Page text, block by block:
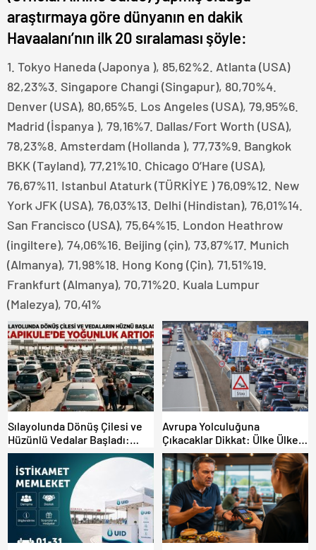
araştırmaya göre dünyanın en dakik
Havaalanı’nın ilk 20 sıralaması şöyle:
1. Tokyo Haneda (Japonya ), 85,62%2. Atlanta (USA)
82,23%3. Singapore Changi (Singapur), 80,70%4.
Denver (USA), 80,65%5. Los Angeles (USA), 79,95%6.
Madrid (İspanya ), 79,16%7. Dallas/Fort Worth (USA),
78,23%8. Amsterdam (Hollanda ), 77,73%9. Bangkok
BKK (Tayland), 77,21%10. Chicago O’Hare (USA),
76,67%11. Istanbul Ataturk (TÜRKİYE ) 76,09%12. New
York JFK (USA), 76,03%13. Delhi (Hindistan), 76,01%14.
San Francisco (USA), 75,64%15. London Heathrow
(ingiltere), 74,06%16. Beijing (çin), 73,87%17. Munich
(Almanya), 71,98%18. Hong Kong (Çin), 71,51%19.
Frankfurt (Almanya), 70,71%20. Kuala Lumpur
(Malezya), 70,41%
Sılayolunda Dönüş Çilesi ve
Hüzünlü Vedalar Başladı:
Kapıkule’de Yoğunluk Artıyor!
Avrupa Yolculuğuna
Çıkacaklar Dikkat: Ülke Ülke
Güncel Trafik Kuralları,
Avrupa Otoyol Hız Limitleri